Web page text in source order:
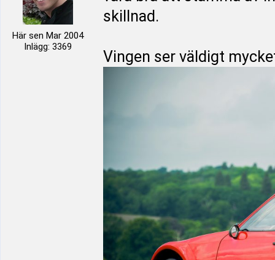
Här sen Mar 2004
Inlägg: 3369
skillnad.
Vingen ser väldigt